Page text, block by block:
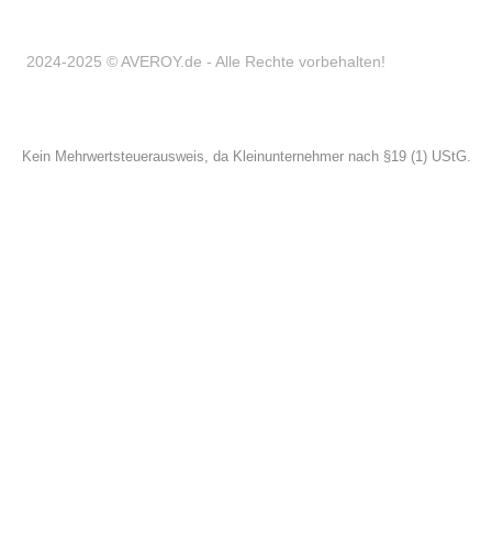
2024-2025 © AVEROY.de - Alle Rechte vorbehalten!
Kein Mehrwertsteuerausweis, da Kleinunternehmer nach §19 (1) UStG.